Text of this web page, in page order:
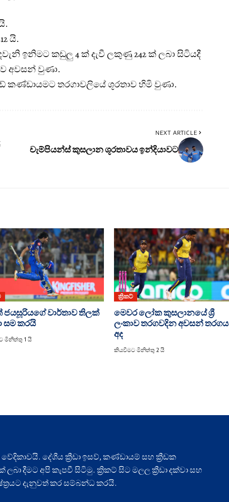
යි.
ඉනිමට කඩුලු 4 ක් දැවී ලකුණු 242 ක් ලබා සිටියදී
අවසන් වුණා.
කණ්ඩායමට තරගාවලියේ ශූරතාව හිමි වුණා.
NEXT ARTICLE
චැම්පියන්ස් කුසලාන ශූරතාවය ඉන්දියාවට
වාර්තාව තිලක්
සම කරයි
මිනිත්තු 1 යි
ක්‍රිකට්
මෙවර ලෝක කුසලානයේ ශ්‍රී
ලංකාව තරගවදින අවසන් තරගය
අද
කියවීමට මිනිත්තු 2 යි
වේදිකාවයි. දේශීය ක්‍රීඩා ඉසව්, කණ්ඩායම් සහ ක්‍රීඩක
දීමට අපි කැපවී සිටිමු. ක්‍රිකට් සිට මලල ක්‍රීඩා දක්වා සහ
දැනුවත් කර සම්බන්ධ කරයි.